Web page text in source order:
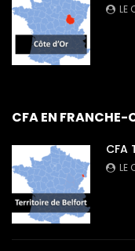
LE
CFA EN FRANCHE-
LE